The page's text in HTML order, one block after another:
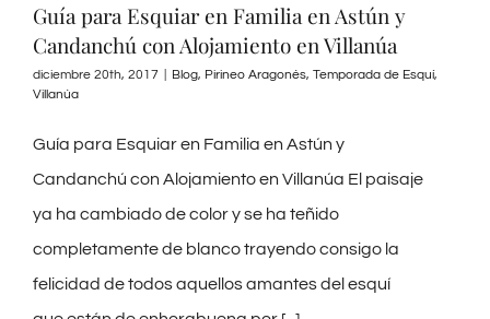
Guía para Esquiar en Familia en Astún y
Candanchú con Alojamiento en Villanúa
diciembre 20th, 2017 Blog, Pirineo Aragonés, Temporada de Esquí,
Villanúa
Guía para Esquiar en Familia en Astún y
Candanchú con Alojamiento en Villanúa El paisaje
ya ha cambiado de color y se ha teñido
completamente de blanco trayendo consigo la
felicidad de todos aquellos amantes del esquí